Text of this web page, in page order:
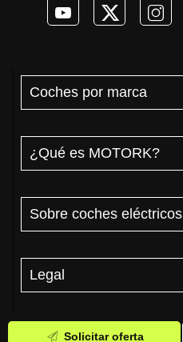
Solicitar oferta
Coches por marca
¿Qué es MOTORK?
Sobre coches eléctricos
Legal